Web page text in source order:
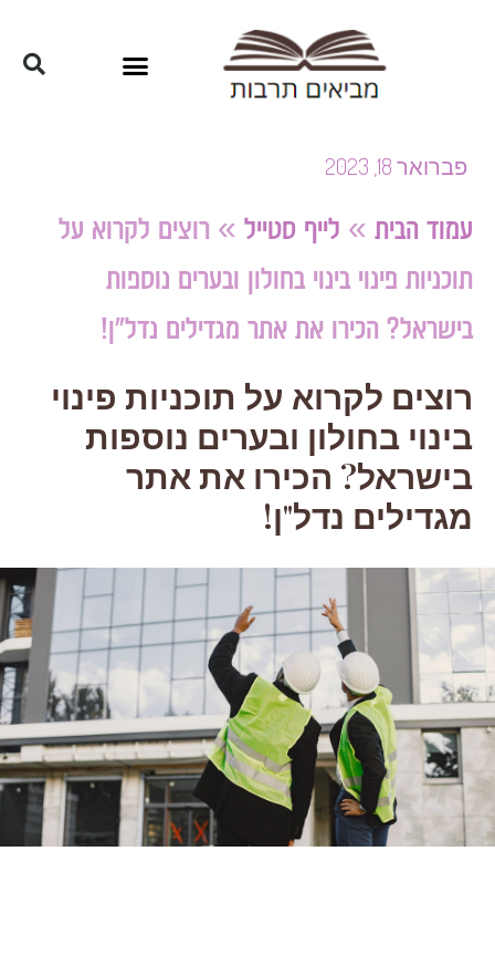
פברואר 18, 2023
עמוד הבית»לייף סטייל»רוצים לקרוא על
תוכניות פינוי בינוי בחולון ובערים נוספות
בישראל? הכירו את אתר מגדילים נדל"ן!
רוצים לקרוא על תוכניות פינוי
בינוי בחולון ובערים נוספות
בישראל? הכירו את אתר
מגדילים נדל"ן!